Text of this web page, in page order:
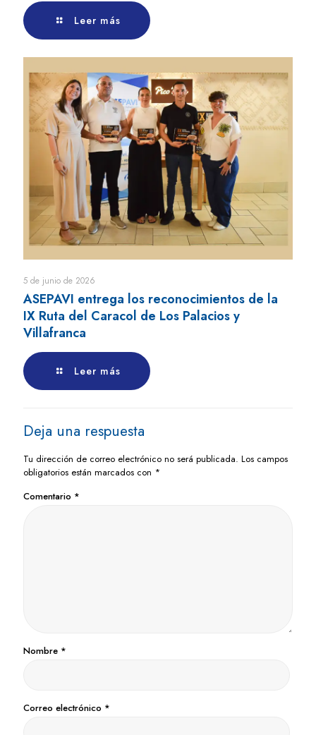
Leer más
5 de junio de 2026
ASEPAVI entrega los reconocimientos de la
IX Ruta del Caracol de Los Palacios y
Villafranca
Leer más
Deja una respuesta
Tu dirección de correo electrónico no será publicada. Los campos
obligatorios están marcados con *
Comentario *
Nombre *
Correo electrónico *